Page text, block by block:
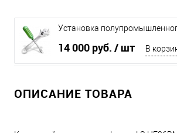
Установка
14 000 руб. / шт В
ОПИСАНИЕ ТОВАРА